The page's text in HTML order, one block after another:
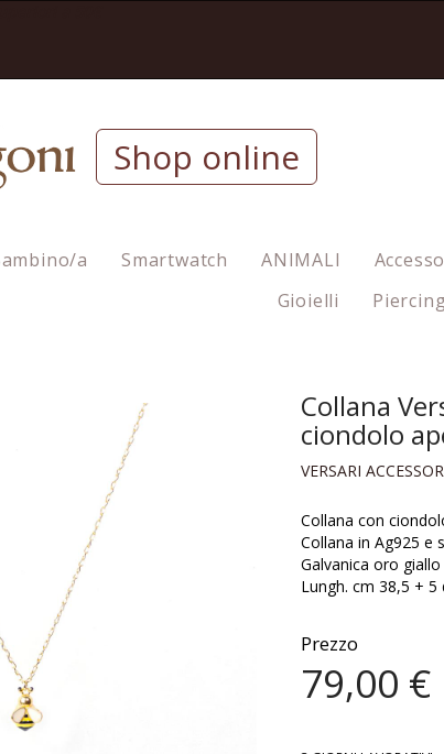
Shop online
a Smartwatch ANIMALI
Gioielli
Collana
ciondolo
VERSARI
Collana con
Collana in Ag925 e
Galvanica oro giallo
Lungh. cm 38,5 +
Prezzo
79,00 €